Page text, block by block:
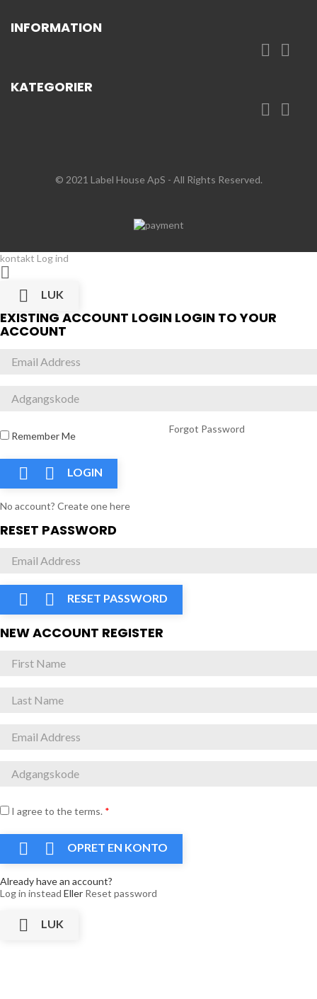
INFORMATION
 
KATEGORIER
 
© 2021 Label House ApS - All Rights Reserved.
kontakt Log ind


LUK
EXISTING ACCOUNT LOGIN LOGIN TO YOUR
ACCOUNT
Remember Me
Forgot Password
  LOGIN
No account? Create one here
RESET PASSWORD
  RESET PASSWORD
NEW ACCOUNT REGISTER
I agree to the terms. *
  OPRET EN KONTO
Already have an account?
Log in instead Eller Reset password
 LUK